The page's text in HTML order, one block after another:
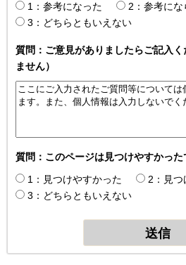
1：参考になった
2：参考にな
3：どちらともいえない
質問：ご意見がありましたらご記入
ません）
質問：このページは見つけやすかった
1：見つけやすかった
2：見つ
3：どちらともいえない